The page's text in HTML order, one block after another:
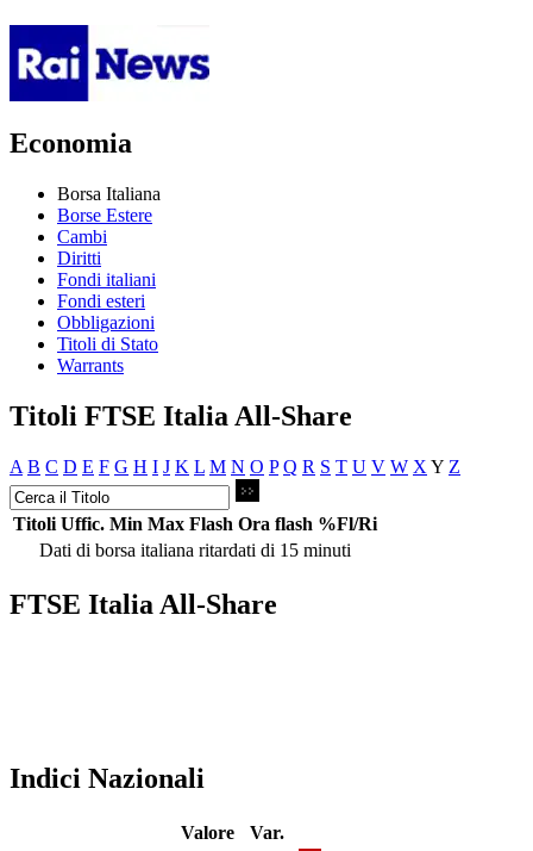
Economia
Borsa Italiana
Borse Estere
Cambi
Diritti
Fondi italiani
Fondi esteri
Obbligazioni
Titoli di Stato
Warrants
Titoli FTSE Italia All-Share
A B C D E F G H I J K L M N O P Q R S T U V W X Y Z
Titoli Uffic. Min Max Flash Ora flash %Fl/Ri
Dati di borsa italiana ritardati di 15 minuti
FTSE Italia All-Share
Indici Nazionali
Valore
Var.